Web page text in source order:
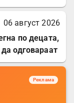
06 август 2026
по децата,
одговараат
Реклама